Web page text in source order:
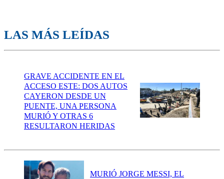
LAS MÁS LEÍDAS
GRAVE ACCIDENTE EN EL
ACCESO ESTE: DOS AUTOS
CAYERON DESDE UN
PUENTE, UNA PERSONA
MURIÓ Y OTRAS 6
RESULTARON HERIDAS
MURIÓ JORGE MESSI, EL